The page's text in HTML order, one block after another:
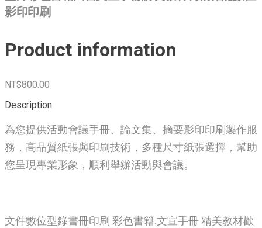
影印印刷
Product information
NT$800.00
Description
為您提供活動會議手冊、論文集、摘要影印印刷製作服
務，高品質紙張與印刷技術，多種尺寸紙張選擇，幫助
您呈現專業形象，順利舉辦活動與會議。
文件數位型錄書冊印刷 彩色書籍.文宣手冊 精美教材歡